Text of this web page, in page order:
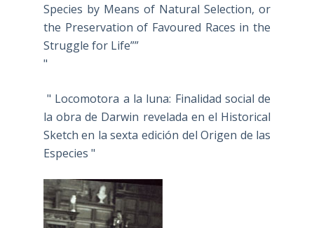
Species by Means of Natural Selection, or
the Preservation of Favoured Races in the
Struggle for Life””
"
" Locomotora a la luna: Finalidad social de
la obra de Darwin revelada en el Historical
Sketch en la sexta edición del Origen de las
Especies "